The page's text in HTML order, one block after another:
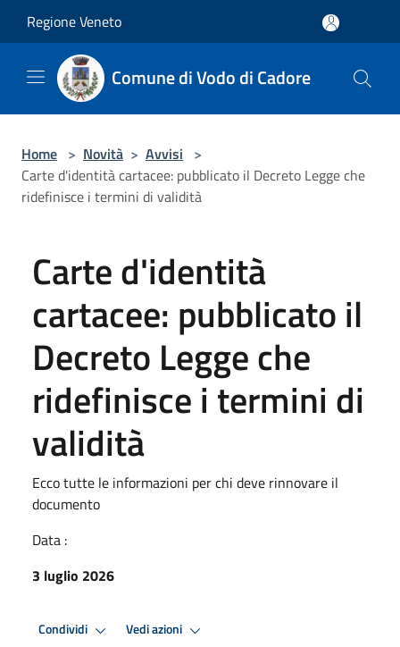
Regione Veneto
Comune di Vodo di Cadore
Home > Novità > Avvisi >
Carte d'identità cartacee: pubblicato il Decreto Legge che
ridefinisce i termini di validità
Carte d'identità
cartacee: pubblicato il
Decreto Legge che
ridefinisce i termini di
validità
Ecco tutte le informazioni per chi deve rinnovare il
documento
Data :
3 luglio 2026
Condividi Vedi azioni